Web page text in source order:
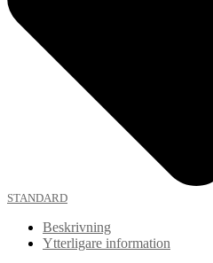
STANDARD
Beskrivning
Ytterligare information